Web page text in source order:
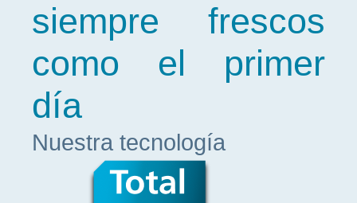
siempre frescos
como el primer
día
Nuestra tecnología